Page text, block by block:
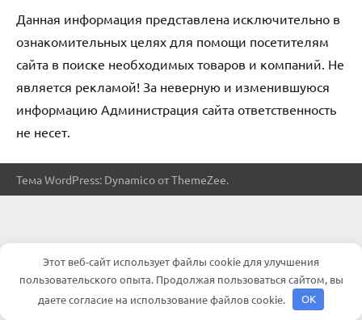
Данная информация представлена исключительно в
ознакомительных целях для помощи посетителям
сайта в поиске необходимых товаров и компаний. Не
является рекламой! За неверную и изменившуюся
информацию Администрация сайта ответственность
не несет.
Тема WordPress: Dynamico от ThemeZee.
Этот веб-сайт использует файлы cookie для улучшения
пользовательского опыта. Продолжая пользоваться сайтом, вы
даете согласие на использование файлов cookie.
OK